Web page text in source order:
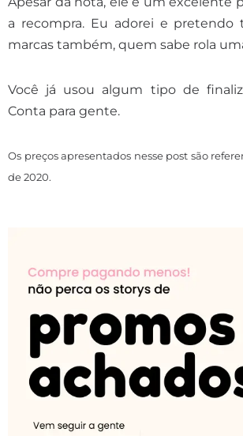
a recompra. Eu adorei e pretendo
marcas também, quem sabe rola
Você já usou algum tipo de
Conta para gente.
Os preços apresentados nesse post são
de 2020.